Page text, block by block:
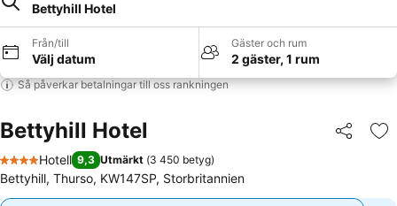
Bettyhill Hotel
Från/till
Välj datum
Gäster och rum
2 gäster, 1 rum
Så påverkar betalningar till oss rankningen
Bettyhill Hotel Dela
4 Stjärnor
Hotell 9,3 Utmärkt (3 450 betyg)
Bettyhill, Thurso, KW147SP, Storbritannien